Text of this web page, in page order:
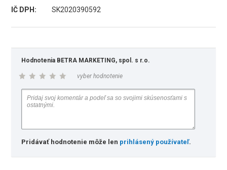
IČ DPH:
SK2020390592
Hodnotenia BETRA MARKETING, spol. s r.o.
vyber hodnotenie
Pridávať hodnotenie môže len prihlásený používateľ.